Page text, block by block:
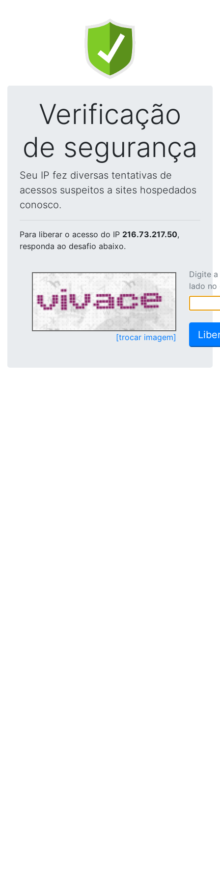
Verificação
de segurança
Seu IP fez diversas tentativas de
acessos suspeitos a sites hospedados
conosco.
Para liberar o acesso do IP 216.73.217.50,
responda ao desafio abaixo.
[trocar imagem]
Digite
lado no